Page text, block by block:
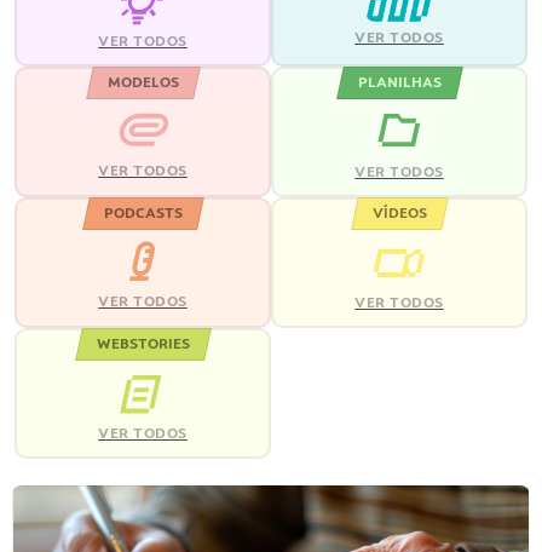
VER TODOS VER TODOS
MODELOS
VER TODOS
PLANILHAS
VER TODOS
PODCASTS
VER TODOS
VÍDEOS
VER TODOS
WEBSTORIES
VER TODOS